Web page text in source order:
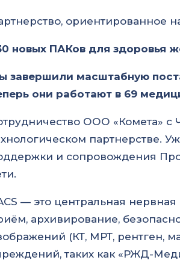
ориентированное
новых ПАКов для здоровья
завершили масштабную
они работают в 69
ООО «Комета»
партнерстве.
и сопровождения
— это центральная
архивирование,
(КТ, МРТ, рентген,
таких как «РЖД-